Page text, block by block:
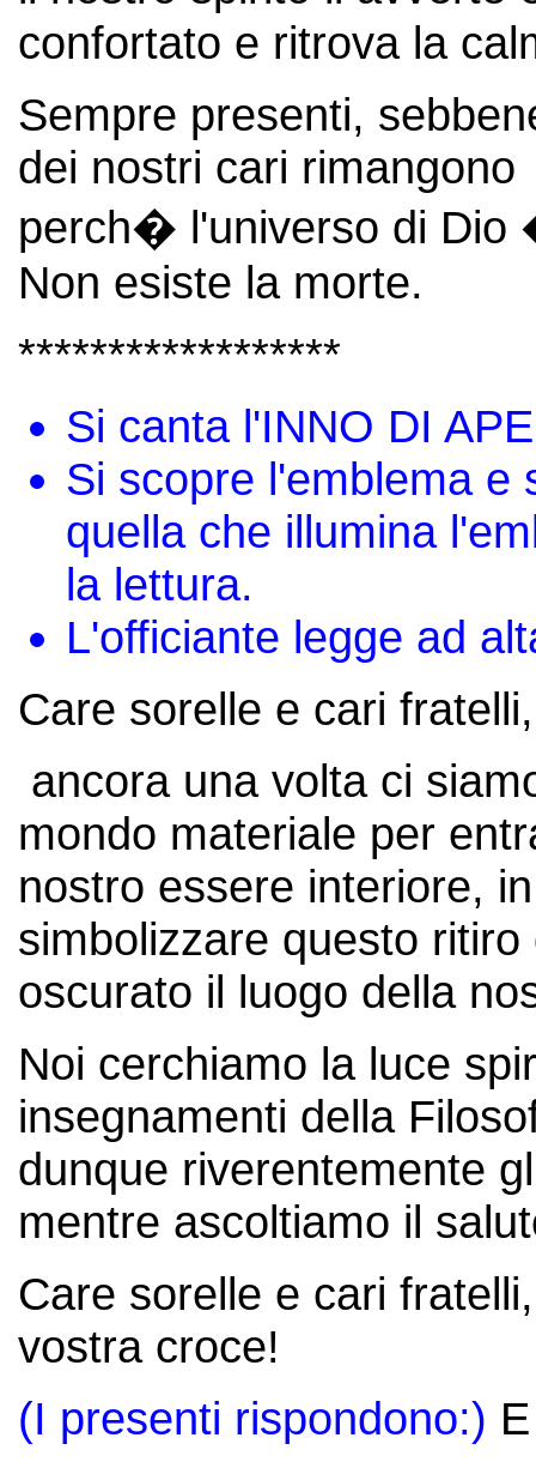
confortato e ritrova la
Sempre presenti,
dei nostri cari rimangono
perch� l'universo di Dio
Non esiste la morte.
******************
Si canta l'INNO DI
Si scopre l'emblema e
quella che illumina
la lettura.
L'officiante legge ad
Care sorelle e cari fratelli,
ancora una volta ci
mondo materiale per
nostro essere interiore,
simbolizzare questo
oscurato il luogo della
Noi cerchiamo la luce
insegnamenti della
dunque riverentemente
mentre ascoltiamo il
Care sorelle e cari
vostra croce!
(I presenti rispondono:)